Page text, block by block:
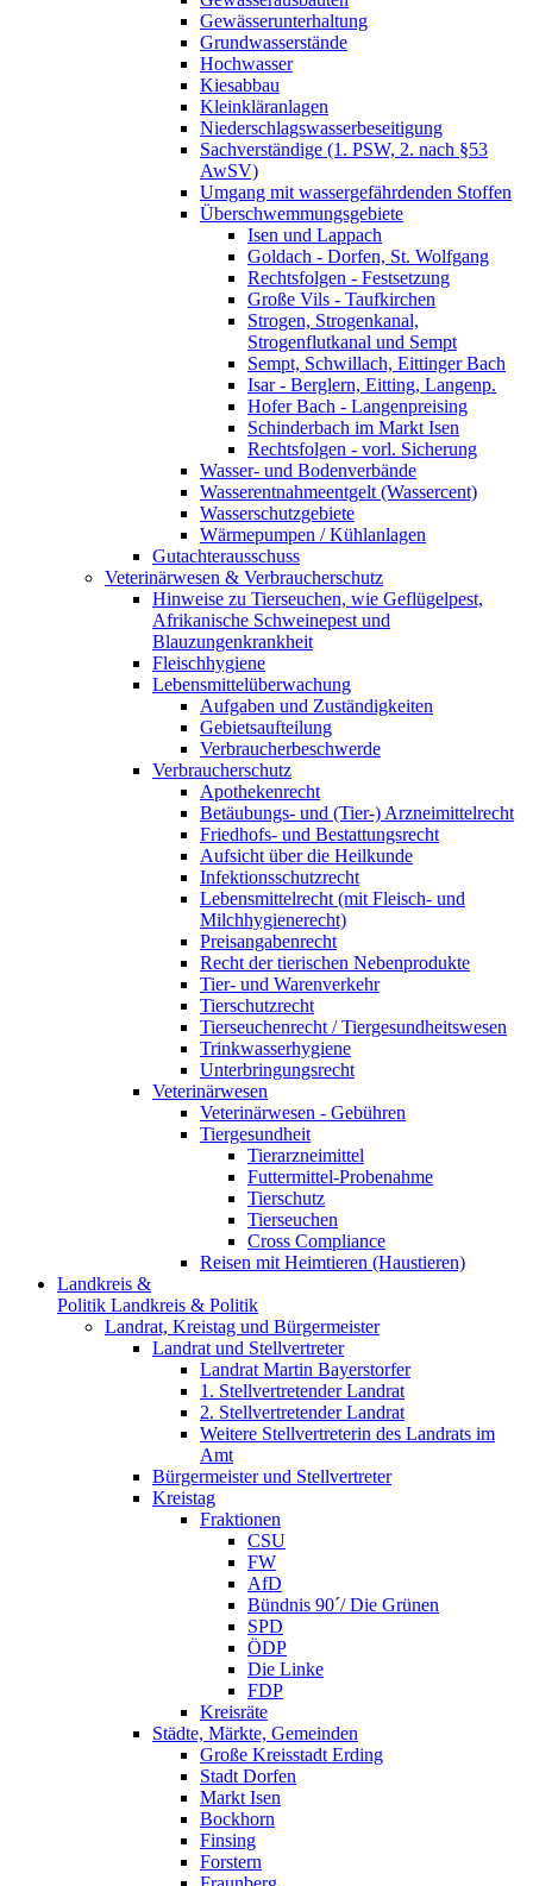
Gewässerunterhaltung
Grundwasserstände
Hochwasser
Kiesabbau
Kleinkläranlagen
Niederschlagswasserbeseitigung
Sachverständige (1. PSW, 2. nach §53
AwSV)
Umgang mit wassergefährdenden Stoffen
Überschwemmungsgebiete
Isen und Lappach
Goldach - Dorfen, St. Wolfgang
Rechtsfolgen - Festsetzung
Große Vils - Taufkirchen
Strogen, Strogenkanal,
Strogenflutkanal und Sempt
Sempt, Schwillach, Eittinger Bach
Isar - Berglern, Eitting, Langenp.
Hofer Bach - Langenpreising
Schinderbach im Markt Isen
Rechtsfolgen - vorl. Sicherung
Wasser- und Bodenverbände
Wasserentnahmeentgelt (Wassercent)
Wasserschutzgebiete
Wärmepumpen / Kühlanlagen
Gutachterausschuss
Veterinärwesen & Verbraucherschutz
Hinweise zu Tierseuchen, wie Geflügelpest,
Afrikanische Schweinepest und
Blauzungenkrankheit
Fleischhygiene
Lebensmittelüberwachung
Aufgaben und Zuständigkeiten
Gebietsaufteilung
Verbraucherbeschwerde
Verbraucherschutz
Apothekenrecht
Betäubungs- und (Tier-) Arzneimittelrecht
Friedhofs- und Bestattungsrecht
Aufsicht über die Heilkunde
Infektionsschutzrecht
Lebensmittelrecht (mit Fleisch- und
Milchhygienerecht)
Preisangabenrecht
Recht der tierischen Nebenprodukte
Tier- und Warenverkehr
Tierschutzrecht
Tierseuchenrecht / Tiergesundheitswesen
Trinkwasserhygiene
Unterbringungsrecht
Veterinärwesen
Veterinärwesen - Gebühren
Tiergesundheit
Tierarzneimittel
Futtermittel-Probenahme
Tierschutz
Tierseuchen
Cross Compliance
Reisen mit Heimtieren (Haustieren)
Landkreis &
Politik Landkreis & Politik
Landrat, Kreistag und Bürgermeister
Landrat und Stellvertreter
Landrat Martin Bayerstorfer
1. Stellvertretender Landrat
2. Stellvertretender Landrat
Weitere Stellvertreterin des Landrats im
Amt
Bürgermeister und Stellvertreter
Kreistag
Fraktionen
CSU
FW
AfD
Bündnis 90´/ Die Grünen
SPD
ÖDP
Die Linke
FDP
Kreisräte
Städte, Märkte, Gemeinden
Große Kreisstadt Erding
Stadt Dorfen
Markt Isen
Bockhorn
Finsing
Forstern